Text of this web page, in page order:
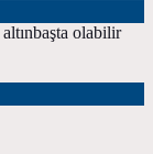
olabilir